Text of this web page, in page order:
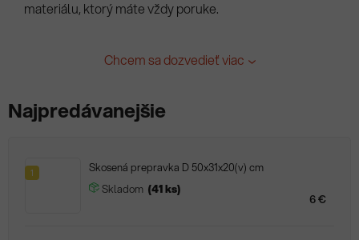
materiálu, ktorý máte vždy poruke.
Chcem sa dozvedieť viac
Najpredávanejšie
1
Skosená prepravka D 50x31x20(v) cm
Skladom (41 ks)
6 €